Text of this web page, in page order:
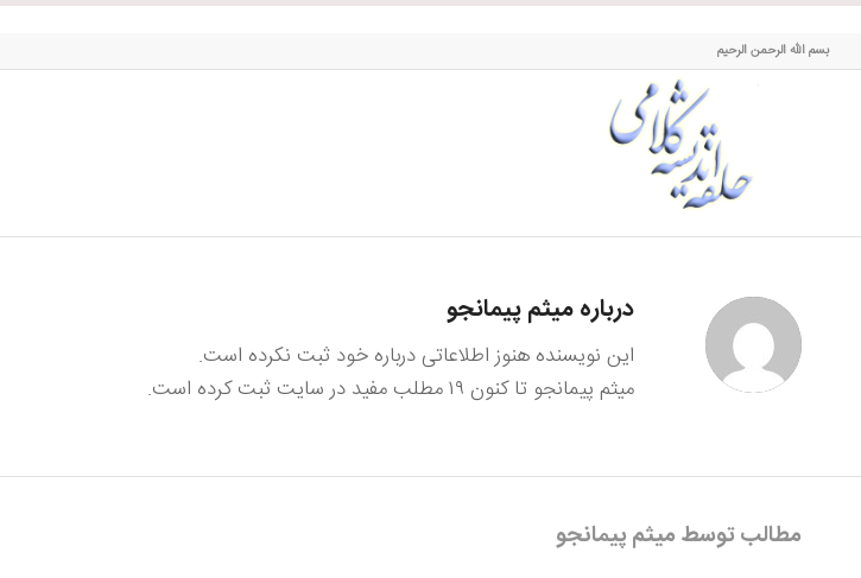
حلقه اندیشه کلامی
بسم الله الرحمن الرحیم
دربارهمیثم پیمانجو
این نویسنده هنوز اطلاعاتی درباره خود ثبت نکرده است.
میثم پیمانجو تا کنون ۱۹ مطلب مفید در سایت ثبت کرده است.
مطالب توسط میثم پیمانجو